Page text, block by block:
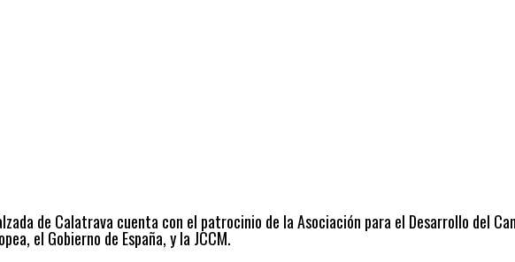
de Calatrava cuenta con el patrocinio de la Asociación para el Desarrollo del
el Gobierno de España, y la JCCM.